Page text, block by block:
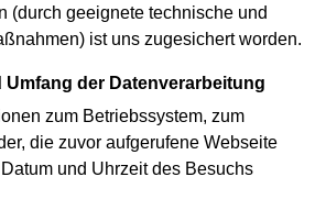
(durch geeignete technische und
ist uns zugesichert worden.
Umfang der Datenverarbeitung
zum Betriebssystem, zum
die zuvor aufgerufene Webseite
und Uhrzeit des Besuchs